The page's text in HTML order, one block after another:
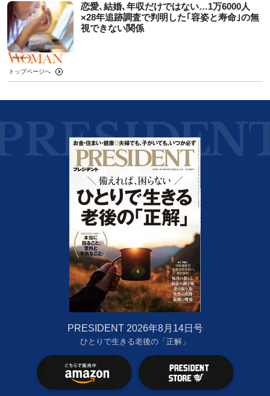
恋愛､結婚､年収だけではない…1万6000人
×28年追跡調査で判明した｢容姿と寿命｣の無
視できない関係
トップページへ
PRESIDENT 2026年8月14日号
ひとりで生きる老後の「正解」